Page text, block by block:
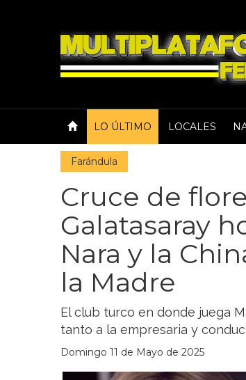
LO ÚLTIMO LOCALES
Farándula
Cruce de
Galatasaray
Nara y la
la Madre
El club turco en donde juega
tanto a la empresaria y
Domingo 11 de Mayo de 2025